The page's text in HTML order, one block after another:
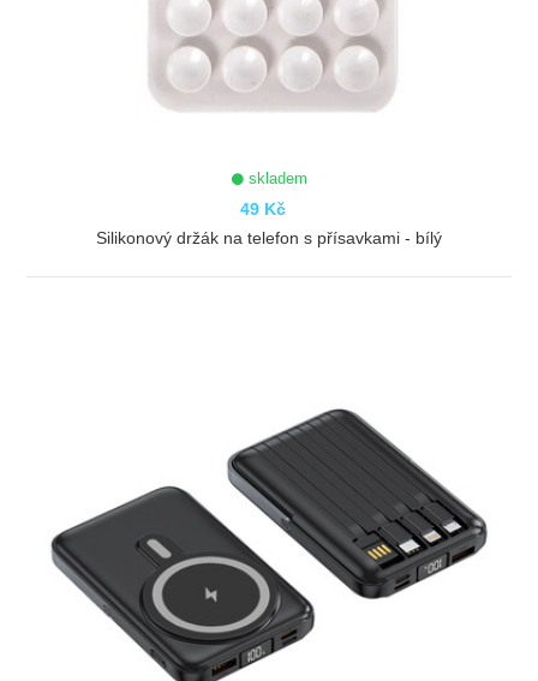
skladem
49 Kč
Silikonový držák na telefon s přísavkami - bílý